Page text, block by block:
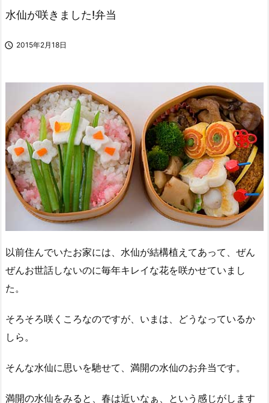
水仙が咲きました!弁当
 2015年2月18日
以前住んでいたお家には、水仙が結構植えてあって、ぜん
ぜんお世話しないのに毎年キレイな花を咲かせていまし
た。
そろそろ咲くころなのですが、いまは、どうなっているか
しら。
そんな水仙に思いを馳せて、満開の水仙のお弁当です。
満開の水仙をみると、春は近いなぁ、という感じがします